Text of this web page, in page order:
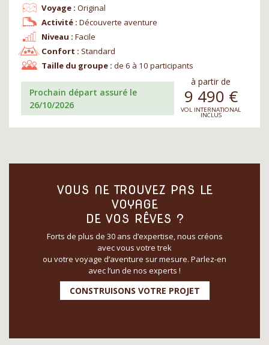
Niveau : Facile
Voyage : Original
Confort : Standard
Activité : Découverte aventure
Taille du groupe : de 6 à 10 participants
Prochain départ assuré le
26/10/2026
à partir de
9 490 €
VOL INTERNATIONAL
INCLUS
VOUS NE TROUVEZ PAS LE
VOYAGE
DE VOS RÊVES ?
Forts de plus de 30 ans d’expertise, nous créons
avec vous votre trek
ou votre voyage d’aventure sur mesure. Parlez-en
avec l’un de nos experts !
CONSTRUISONS VOTRE PROJET